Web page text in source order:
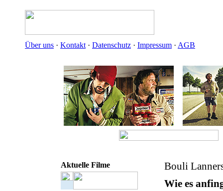
Über uns · Kontakt · Datenschutz · Impressum · AGB
Aktuelle Filme
Bouli
Wie es